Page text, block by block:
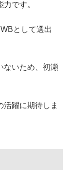
です。
として選出
ないため、初瀬
躍に期待しま